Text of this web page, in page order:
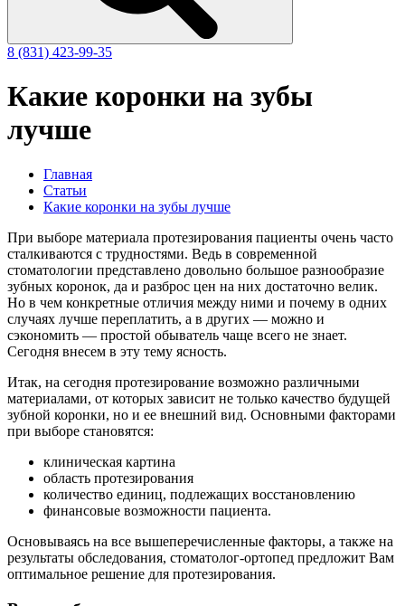
8 (831) 423-99-35
Какие коронки на зубы
лучше
Главная
Статьи
Какие коронки на зубы лучше
При выборе материала протезирования пациенты очень часто
сталкиваются с трудностями. Ведь в современной
стоматологии представлено довольно большое разнообразие
зубных коронок, да и разброс цен на них достаточно велик.
Но в чем конкретные отличия между ними и почему в одних
случаях лучше переплатить, а в других — можно и
сэкономить — простой обыватель чаще всего не знает.
Сегодня внесем в эту тему ясность.
Итак, на сегодня протезирование возможно различными
материалами, от которых зависит не только качество будущей
зубной коронки, но и ее внешний вид. Основными факторами
при выборе становятся:
клиническая картина
область протезирования
количество единиц, подлежащих восстановлению
финансовые возможности пациента.
Основываясь на все вышеперечисленные факторы, а также на
результаты обследования, стоматолог-ортопед предложит Вам
оптимальное решение для протезирования.